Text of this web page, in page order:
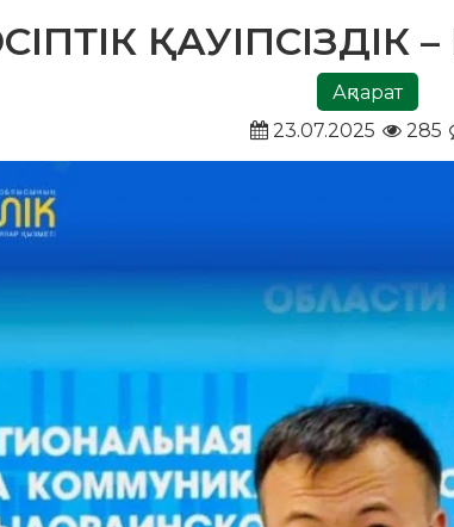
Ақпарат
23.07.2025
285